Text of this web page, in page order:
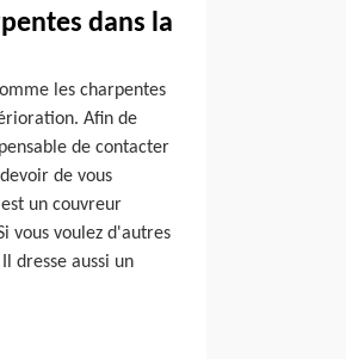
dans la
les charpentes
Afin de
de contacter
de vous
un couvreur
vous voulez d'autres
dresse aussi un